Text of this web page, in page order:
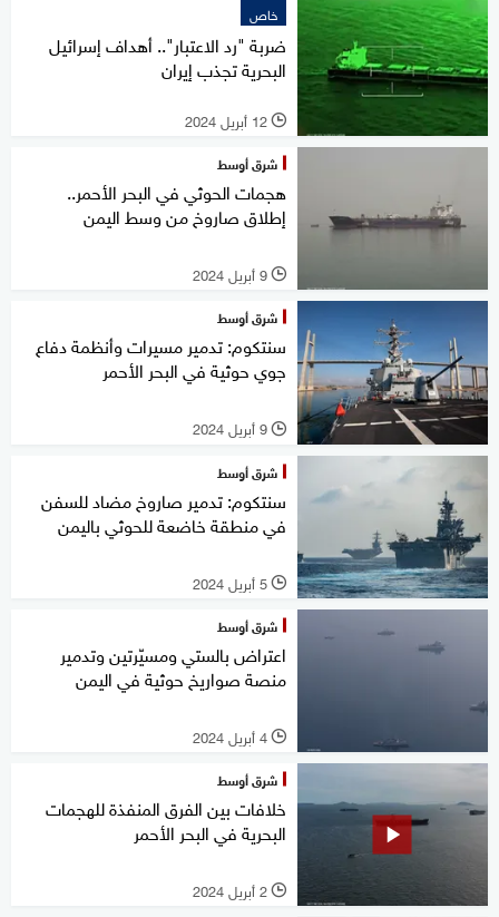
خاص
ضربة "رد الاعتبار".. أهداف إسرائيل
البحرية تجذب إيران
l 12 أبريل 2024
شرق أوسط
هجمات الحوثي في البحر الأحمر..
إطلاق صاروخ من وسط اليمن
l 9 أبريل 2024
شرق أوسط
سنتكوم: تدمير مسيرات وأنظمة دفاع
جوي حوثية في البحر الأحمر
l 9 أبريل 2024
شرق أوسط
سنتكوم: تدمير صاروخ مضاد للسفن
في منطقة خاضعة للحوثي باليمن
l 5 أبريل 2024
شرق أوسط
اعتراض بالستي ومسيّرتين وتدمير
منصة صواريخ حوثية في اليمن
l 4 أبريل 2024
شرق أوسط
خلافات بين الفرق المنفذة للهجمات
البحرية في البحر الأحمر
l 2 أبريل 2024